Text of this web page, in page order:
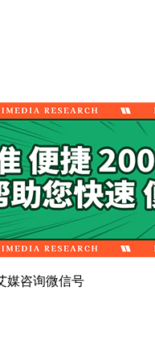
媒咨询微信号